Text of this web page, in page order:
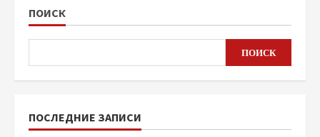
ПОИСК
ПОИСК
ПОСЛЕДНИЕ ЗАПИСИ